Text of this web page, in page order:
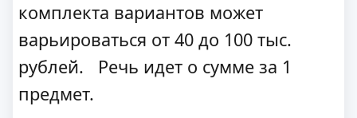
комплекта вариантов может
варьироваться от 40 до 100 тыс.
рублей. Речь идет о сумме за 1
предмет.